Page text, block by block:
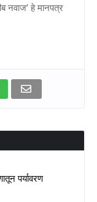
नवाज’ हे मानपत्र
पर्यावरण